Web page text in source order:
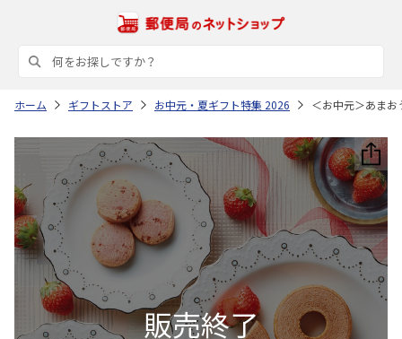
ホーム ギフトストア お中元・夏ギフト特集 2026 ＜お中元＞あま